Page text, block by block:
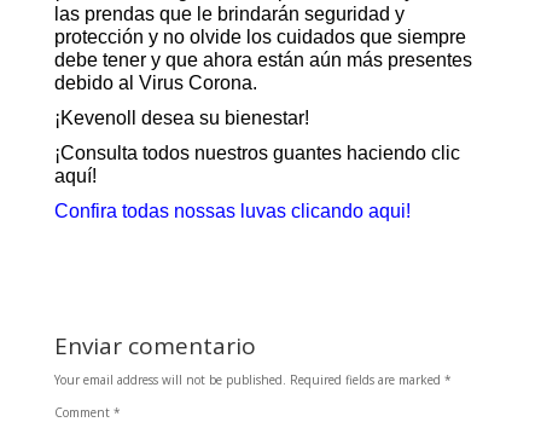
las prendas que le brindarán seguridad y
protección y no olvide los cuidados que siempre
debe tener y que ahora están aún más presentes
debido al Virus Corona.
¡Kevenoll desea su bienestar!
¡Consulta todos nuestros guantes haciendo clic
aquí!
Confira todas nossas luvas clicando aqui!
Enviar comentario
Your email address will not be published. Required fields are marked *
Comment *